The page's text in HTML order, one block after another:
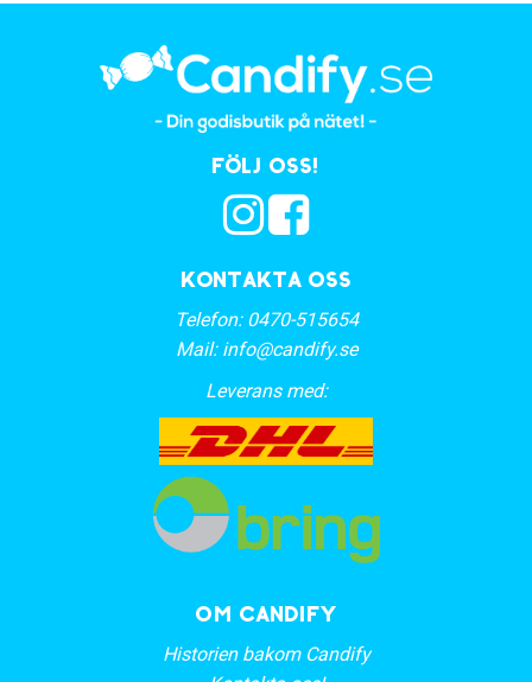
Kontakta oss
Telefon: 0470-515654
Mail: info@candify.se
Leverans med:
Följ oss!
OM CANDIFY
Historien bakom Candify